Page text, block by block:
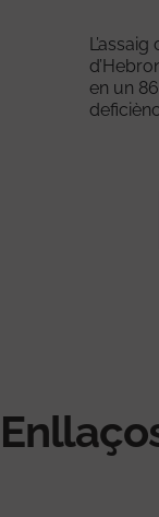
en un